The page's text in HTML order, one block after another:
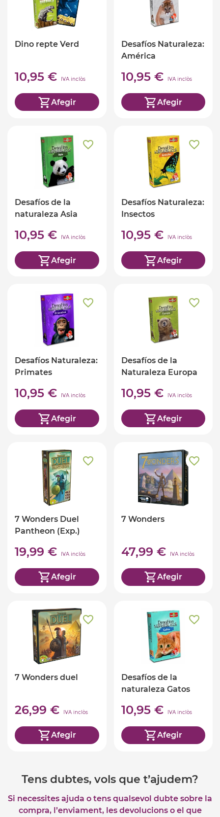
Dino repte Verd
10,95 € IVA inclòs
Afegir
Desafíos Naturaleza:
América
10,95 € IVA inclòs
Afegir
Desafíos de la
naturaleza Asia
10,95 € IVA inclòs
Afegir
Desafíos Naturaleza:
Insectos
10,95 € IVA inclòs
Afegir
Desafíos Naturaleza:
Primates
10,95 € IVA inclòs
Afegir
Desafíos de la
Naturaleza Europa
10,95 € IVA inclòs
Afegir
7 Wonders Duel
Pantheon (Exp.)
19,99 € IVA inclòs
Afegir
7 Wonders
47,99 € IVA inclòs
Afegir
7 Wonders duel
26,99 € IVA inclòs
Afegir
Desafíos de la
naturaleza Gatos
10,95 € IVA inclòs
Afegir
Tens dubtes, vols que t’ajudem?
Si necessites ajuda o tens qualsevol dubte sobre la
compra, l’enviament, les devolucions o el que